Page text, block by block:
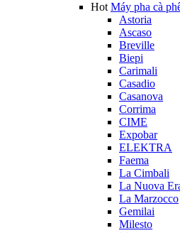
Hot Máy pha cà
Astoria
Ascaso
Breville
Biepi
Carimali
Casadio
Casanova
Corrima
CIME
Expobar
ELEKTRA
Faema
La Cimbali
La Nuova
La Marzocco
Gemilai
Milesto